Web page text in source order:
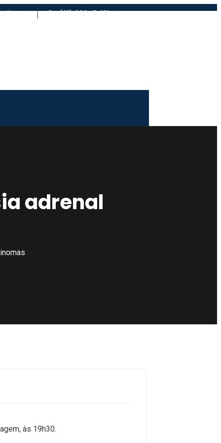
(81) 98945-1814
adrenal
às 19h30.